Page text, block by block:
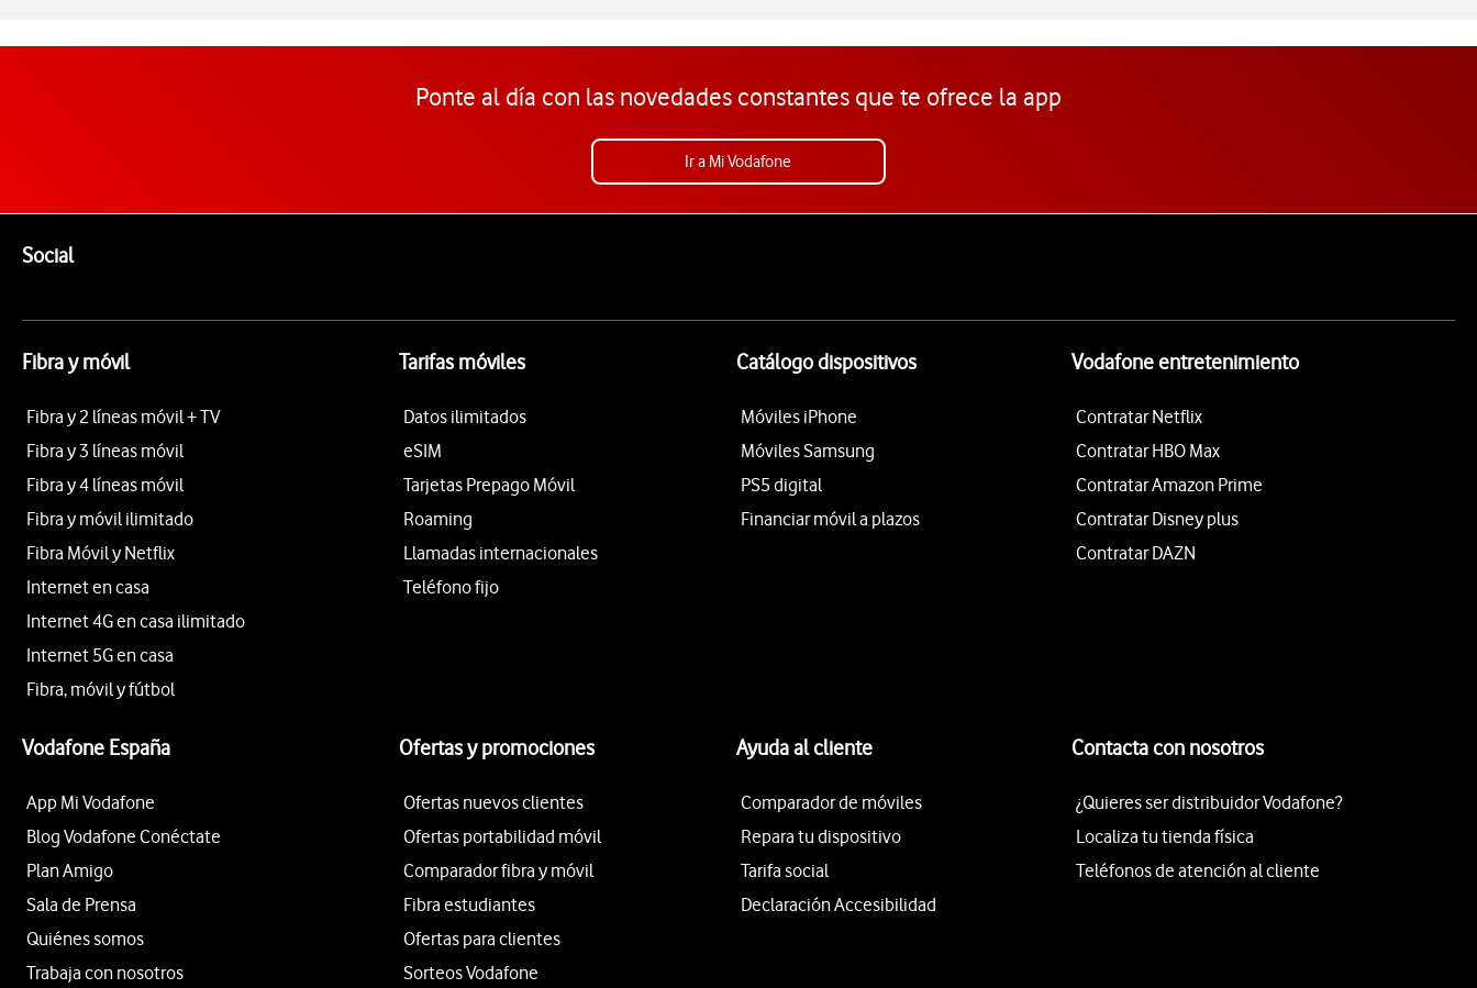
Ponte al día con las novedades constantes que te ofrece la app
Ir a Mi Vodafone
SocialEnlaces a las redes sociales de Vodafone
Fibra y móvil
Fibra y 2 líneas móvil + TV
Fibra y 3 líneas móvil
Fibra y 4 líneas móvil
Fibra y móvil ilimitado
Fibra Móvil y Netflix
Internet en casa
Internet 4G en casa ilimitado
Internet 5G en casa
Fibra, móvil y fútbol
Tarifas móviles
Datos ilimitados
eSIM
Tarjetas Prepago Móvil
Roaming
Llamadas internacionales
Teléfono fijo
Catálogo dispositivos
Móviles iPhone
Móviles Samsung
PS5 digital
Financiar móvil a plazos
Vodafone entretenimiento
Contratar Netflix
Contratar HBO Max
Contratar Amazon Prime
Contratar Disney plus
Contratar DAZN
Vodafone España
App Mi Vodafone
Blog Vodafone Conéctate
Plan Amigo
Sala de Prensa
Quiénes somos
Trabaja con nosotros
Ofertas y promociones
Ofertas nuevos clientes
Ofertas portabilidad móvil
Comparador fibra y móvil
Fibra estudiantes
Ofertas para clientes
Sorteos Vodafone
Ayuda al cliente
Comparador de móviles
Repara tu dispositivo
Tarifa social
Declaración Accesibilidad
Contacta con nosotros
¿Quieres ser distribuidor Vodafone?
Localiza tu tienda física
Teléfonos de atención al cliente